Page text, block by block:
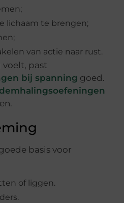
lichaam te brengen;
van actie naar rust.
voelt, past
bij spanning goed.
basis voor
of liggen.